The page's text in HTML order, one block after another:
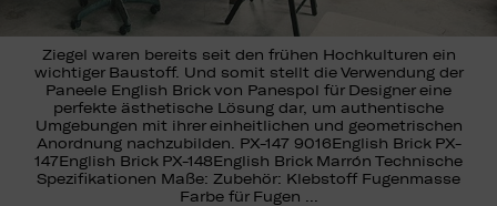
Ziegel waren bereits seit den frühen Hochkulturen ein
wichtiger Baustoff. Und somit stellt die Verwendung der
Paneele English Brick von Panespol für Designer eine
perfekte ästhetische Lösung dar, um authentische
Umgebungen mit ihrer einheitlichen und geometrischen
Anordnung nachzubilden. PX-147 9016English Brick PX-
147English Brick PX-148English Brick Marrón Technische
Spezifikationen Maße: Zubehör: Klebstoff Fugenmasse
Farbe für Fugen …